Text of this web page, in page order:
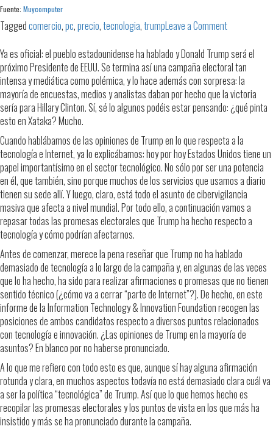
Fuente: Muycomputer
Taggedcomercio,pc,precio,tecnologia,trumpLeave a Commenton
guerra
comercial
de
Trump
afectará
precio
de
los
PCs
Ya es oficial: el pueblo estadounidense ha hablado y Donald Trump será el
próximo Presidente de EEUU. Se termina así una campaña electoral tan
intensa y mediática como polémica, y lo hace además con sorpresa: la
mayoría de encuestas, medios y analistas daban por hecho que la victoria
sería para Hillary Clinton. Sí, sé lo algunos podéis estar pensando: ¿qué pinta
esto en Xataka? Mucho.
Cuando hablábamos de las opiniones de Trump en lo que respecta a la
tecnología e Internet, ya lo explicábamos: hoy por hoy Estados Unidos tiene un
papel importantísimo en el sector tecnológico. No sólo por ser una potencia
en él, que también, sino porque muchos de los servicios que usamos a diario
tienen su sede allí. Y luego, claro, está todo el asunto de cibervigilancia
masiva que afecta a nivel mundial. Por todo ello, a continuación vamos a
repasar todas las promesas electorales que Trump ha hecho respecto a
tecnología y cómo podrían afectarnos.
Antes de comenzar, merece la pena reseñar que Trump no ha hablado
demasiado de tecnología a lo largo de la campaña y, en algunas de las veces
que lo ha hecho, ha sido para realizar afirmaciones o promesas que no tienen
sentido técnico (¿cómo va a cerrar “parte de Internet”?). De hecho, en este
informe de la Information Technology & Innovation Foundation recogen las
posiciones de ambos candidatos respecto a diversos puntos relacionados
con tecnología e innovación. ¿Las opiniones de Trump en la mayoría de
asuntos? En blanco por no haberse pronunciado.
A lo que me refiero con todo esto es que, aunque sí hay alguna afirmación
rotunda y clara, en muchos aspectos todavía no está demasiado clara cuál va
a ser la política “tecnológica” de Trump. Así que lo que hemos hecho es
recopilar las promesas electorales y los puntos de vista en los que más ha
insistido y más se ha pronunciado durante la campaña.